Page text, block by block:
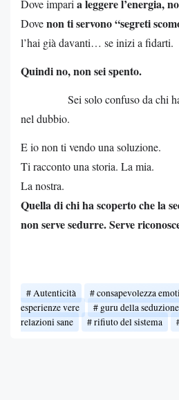
Dove imparia leggere l’energia,
Dovenon ti servono “segreti
l’hai già davanti… se inizi a fidarti.
Quindi no, non sei spento.
Sei solo confuso da chi
nel dubbio.
E io non ti vendo una soluzione.
Ti racconto una storia. La mia.
La nostra.
Quella di chi ha scoperto che la
non serve sedurre. Serve
Autenticità consapevolezza
esperienze vere
guru della seduzione
relazioni sane
rifiuto del sistema